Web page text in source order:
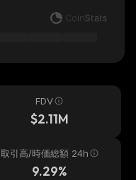
FDV
$2.11M
取引高/時価総額 24h
9.29%